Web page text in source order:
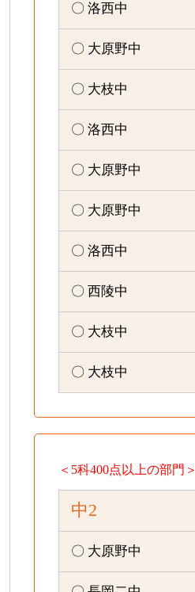
〇 洛西中
〇 大原野中
〇 大枝中
〇 洛西中
〇 大原野中
〇 大原野中
〇 洛西中
〇 西陵中
〇 大枝中
〇 大枝中
＜5科400点以上の部門＞
中2
〇 大原野中